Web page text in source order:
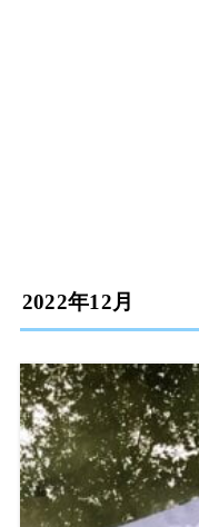
2022年12月